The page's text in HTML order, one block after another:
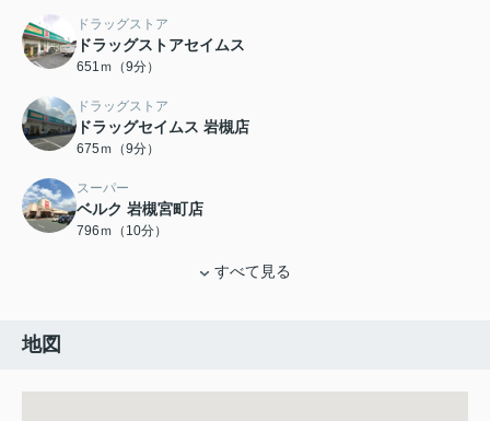
ドラッグストア
ドラッグストアセイムス
651ｍ（9分）
ドラッグストア
ドラッグセイムス 岩槻店
675ｍ（9分）
スーパー
ベルク 岩槻宮町店
796ｍ（10分）
すべて見る
地図